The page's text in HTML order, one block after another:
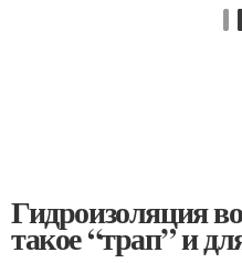
Гидроизоляция
такое “трап” и